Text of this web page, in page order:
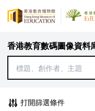
香港教育數碼圖像資料
打開篩選條件